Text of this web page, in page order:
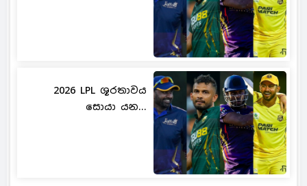
2026 LPL ශූරතාවය
සොයා යන...